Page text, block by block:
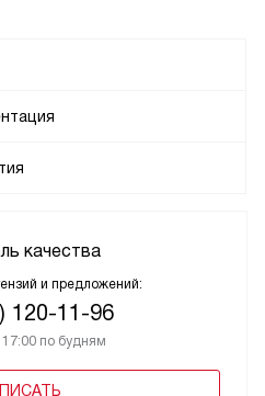
качества
и предложений:
120-11-96
по будням